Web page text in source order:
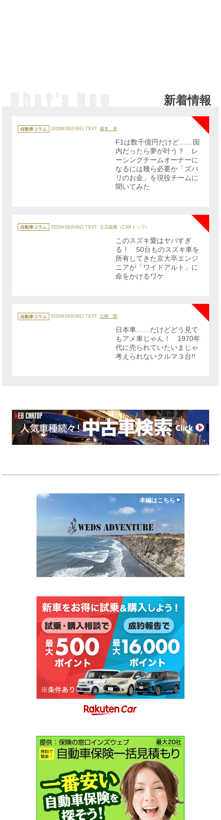
新着情報
テ
ゴ
自動車コラム 2026年08月09日 TEXT: 廣本 泉
NEW
F1は数千億円だけど……国
内だったら夢が叶う？ レ
ーシングチームオーナーに
なるには幾ら必要か「ズバ
リのお金」を現役チームに
聞いてみた
テ
ゴ
自動車コラム 2026年08月09日 TEXT: 立花義鷹（CARトップ）
このスズキ愛はヤバすぎ
る！ 50台ものスズキ車を
所有してきた京大卒エンジ
ニアが「ワイドアルト」に
命をかけるワケ
テ
ゴ
自動車コラム 2026年08月09日 TEXT: 石橋 寛
日本車……だけどどう見て
もアメ車じゃん！ 1970年
代に売られていたいまじゃ
考えられないクルマ３台!!
本編はこちら